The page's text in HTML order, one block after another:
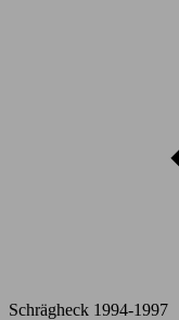
Schrägheck 1994-1997